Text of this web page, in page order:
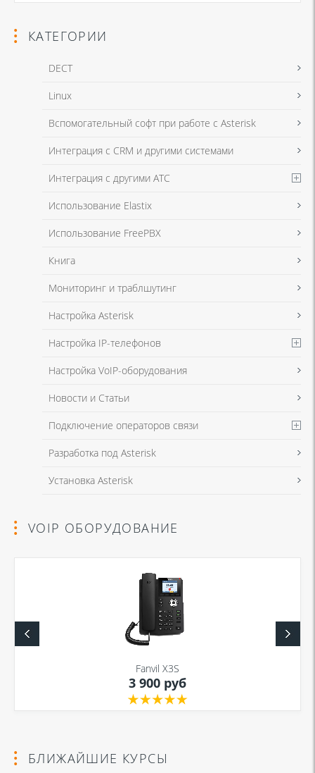
Я даю согласие на обработку моих персональных данных для связи
в соответствии сПолитикой в отношении обработки персональных
Я даю согласие на обработку моих персональных данных для связи
в соответствии с Политикой в отношении обработки персональных
КАТЕГОРИИ
DECT
Linux
Вспомогательный софт при работе с Asterisk
Интеграция с CRM и другими системами
Интеграция с другими АТС
Использование Elastix
Использование FreePBX
Книга
Мониторинг и траблшутинг
Настройка Asterisk
Настройка IP-телефонов
Настройка VoIP-оборудования
Новости и Статьи
Подключение операторов связи
Разработка под Asterisk
Установка Asterisk
VOIP ОБОРУДОВАНИЕ
Fanvil X3S
3 900 руб
БЛИЖАЙШИЕ КУРСЫ